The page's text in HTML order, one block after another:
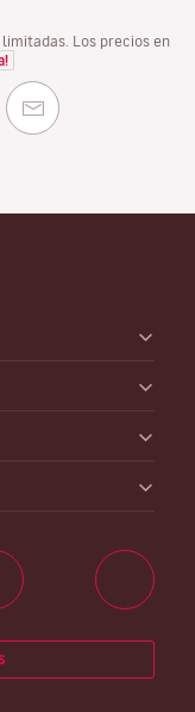
Los precios en